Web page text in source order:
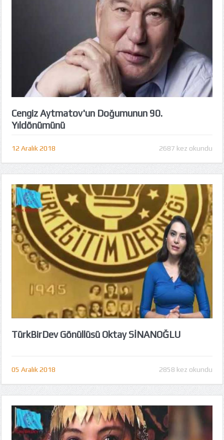
Cengiz Aytmatov'un Doğumunun 90.
Yıldönümünü
12 Aralık 2018 2687 kez okundu
TürkBirDev Gönüllüsü Oktay SİNANOĞLU
05 Aralık 2018 2858 kez okundu